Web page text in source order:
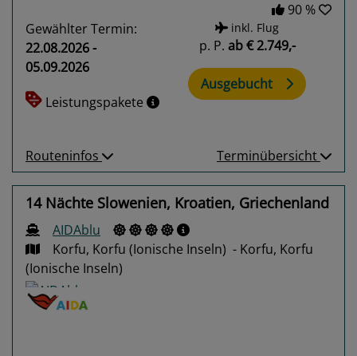
90 %
Gewählter Termin:
22.08.2026 -
05.09.2026
Leistungspakete
inkl. Flug
p. P. ab€ 2.749,-
Ausgebucht
Routeninfos Terminübersicht
14 Nächte Slowenien, Kroatien, Griechenland
AIDAblu
Korfu, Korfu (Ionische Inseln) - Korfu, Korfu
(Ionische Inseln)